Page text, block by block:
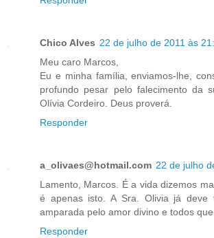
Chico Alves 22 de julho de 2011 às
Meu caro Marcos,
Eu e minha família, enviamos-lhe,
profundo pesar pelo falecimento da
Olívia Cordeiro. Deus proverá.
Responder
a_olivaes@hotmail.com 22 de julho
Lamento, Marcos. É a vida dizemos
é apenas isto. A Sra. Olivia já deve
amparada pelo amor divino e todos que
Responder